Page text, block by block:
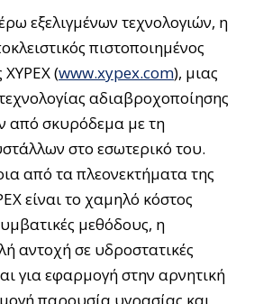
εξελιγμένων τεχνολογιών, η
πιστοποιημένος
(www.xypex.com), μιας
αδιαβροχοποίησης
από σκυρόδεμα με τη
στο εσωτερικό του.
από τα πλεονεκτήματα της
είναι το χαμηλό κόστος
μεθόδους, η
αντοχή σε υδροστατικές
για εφαρμογή στην αρνητική